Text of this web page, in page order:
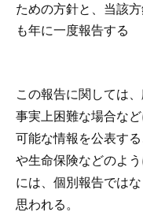
ための方針と、当該
も年に一度報告する
この報告に関しては
事実上困難な場合な
可能な情報を公表す
や生命保険などのよ
には、個別報告では
思われる。